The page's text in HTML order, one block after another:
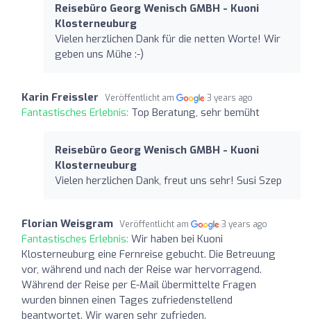
Reisebüro Georg Wenisch GMBH - Kuoni
Klosterneuburg
Vielen herzlichen Dank für die netten Worte! Wir
geben uns Mühe :-)
Karin Freissler Veröffentlicht am 3 years ago
Fantastisches Erlebnis: Top Beratung, sehr bemüht
Reisebüro Georg Wenisch GMBH - Kuoni
Klosterneuburg
Vielen herzlichen Dank, freut uns sehr! Susi Szep
Florian Weisgram Veröffentlicht am 3 years ago
Fantastisches Erlebnis: Wir haben bei Kuoni
Klosterneuburg eine Fernreise gebucht. Die Betreuung
vor, während und nach der Reise war hervorragend.
Während der Reise per E-Mail übermittelte Fragen
wurden binnen einen Tages zufriedenstellend
beantwortet. Wir waren sehr zufrieden.